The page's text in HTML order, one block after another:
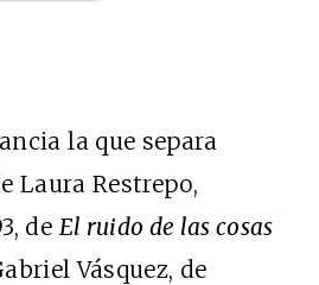
la que separa
Laura Restrepo,
de El ruido de las cosas
Vásquez, de